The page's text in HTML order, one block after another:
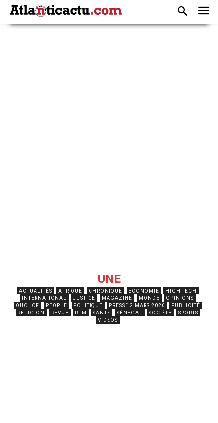
UNE
ACTUALITÉS AFRIQUE CHRONIQUE ECONOMIE
HIGH TECH
INTERNATIONAL
JUSTICE MAGAZINE MONDE
OPINIONS
OUOLOF
PEOPLE POLITIQUE PRESSE 2 MARS 2020
PUBLICITÉ
RELIGION
REVUE RFM SANTÉ SÉNÉGAL SOCIÉTÉ
SPORTS
VIDÉOS